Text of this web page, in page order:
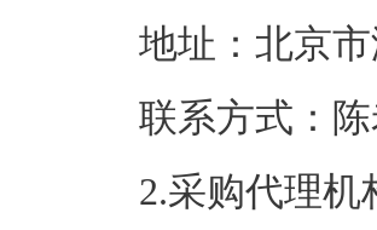
地址：
联系方式
2.采购代理机